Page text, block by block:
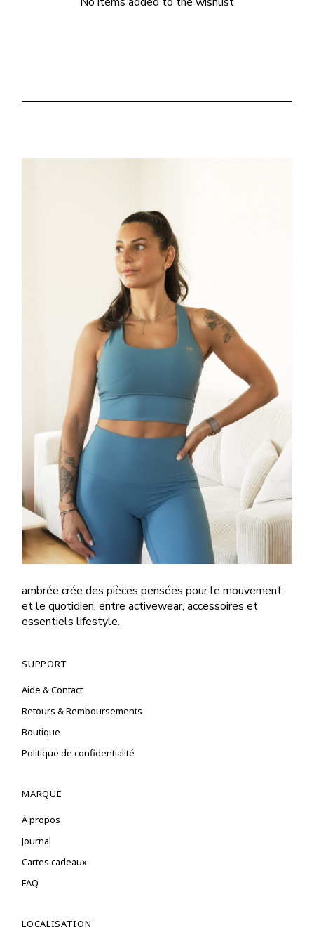
ambrée crée des pièces pensées pour le mouvement
et le quotidien, entre activewear, accessoires et
essentiels lifestyle.
SUPPORT
Aide & Contact
Retours & Remboursements
Boutique
Politique de confidentialité
MARQUE
À propos
Journal
Cartes cadeaux
FAQ
LOCALISATION